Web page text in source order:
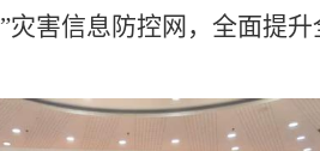
”灾害信息防控网，全面提